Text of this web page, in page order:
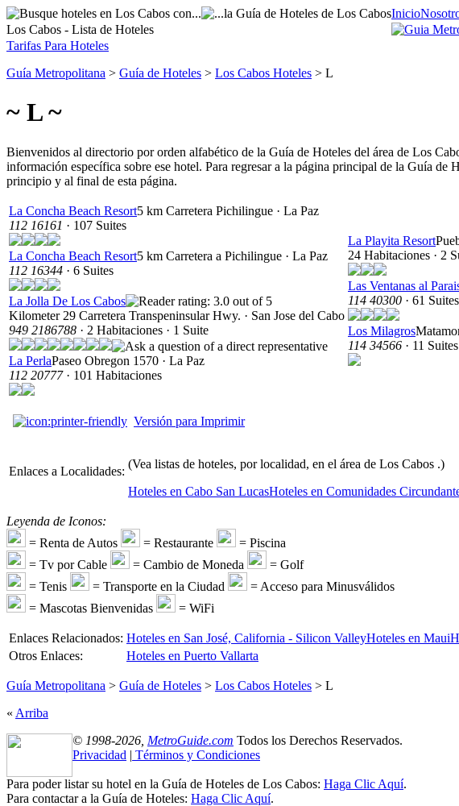
Inicio
Los Cabos - Lista de Hoteles
Tarifas Para Hoteles
Guía Metropolitana > Guía de Hoteles > Los Cabos Hoteles > L
~ L ~
Bienvenidos al directorio por orden alfabético de la Guía de Hoteles del área de Los
información específica sobre ese hotel. Para regresar a la página principal de la Guía
principio y al final de esta página.
La Concha Beach Resort5 km Carretera Pichilingue · La Paz
112 16161 · 107 Suites
La Concha Beach Resort5 km Carretera a Pichilingue · La Paz
112 16344 · 6 Suites
La Jolla De Los Cabos
Kilometer 29 Carretera Transpeninsular Hwy. · San Jose del Cabo
949 2186788 · 2 Habitaciones · 1 Suite
La PerlaPaseo Obregon 1570 · La Paz
112 20777· 101 Habitaciones
La Playita Resort
24 Habitaciones · 2
Las Ventanas al
114 40300 · 61 Suites
Los Milagros
114 34566 · 11 Suites
Versión para Imprimir
Enlaces a Localidades:
(Vea listas de hoteles, por localidad, en el área de Los Cabos .)
Hoteles en Cabo San LucasHoteles en Comunidades
Leyenda de Iconos:
= Renta de Autos
= Restaurante
= Piscina
= Tv por Cable
= Cambio de Moneda
= Golf
= Tenis
= Transporte en la Ciudad
= Acceso para Minusválidos
= Mascotas Bienvenidas
= WiFi
Enlaces Relacionados: Hoteles en San José, California - Silicon ValleyHoteles en Maui
Otros Enlaces:
Hoteles en Puerto Vallarta
Guía Metropolitana > Guía de Hoteles > Los Cabos Hoteles > L
« Arriba
© 1998-2026, MetroGuide.com Todos los Derechos Reservados.
Privacidad | Términos y Condiciones
Para poder listar su hotel en la Guía de Hoteles de Los Cabos: Haga Clic Aquí.
Para contactar a la Guía de Hoteles: Haga Clic Aquí.